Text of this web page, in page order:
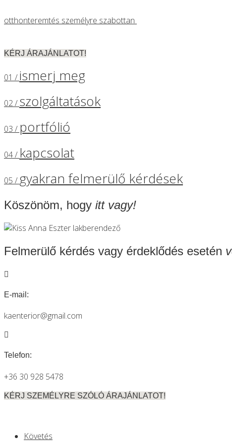
otthonteremtés személyre szabottan
KÉRJ ÁRAJÁNLATOT!
01 / ismerj meg
02 / szolgáltatások
03 / portfólió
04 / kapcsolat
05 / gyakran felmerülő kérdések
Köszönöm, hogy itt vagy!
Felmerülő kérdés vagy érdeklődés esetén

E-mail:
kaenterior@gmail.com

Telefon:
+36 30 928 5478
KÉRJ SZEMÉLYRE SZÓLÓ ÁRAJÁNLATOT!
Követés